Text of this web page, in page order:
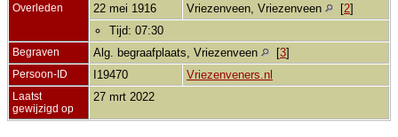
Overleden 22 mei 1916 Vriezenveen, Vriezenveen [2]
Tijd: 07:30
Begraven Alg. begraafplaats, Vriezenveen [3]
Persoon-ID I19470 Vriezenveners.nl
Laatst
gewijzigd op
27 mrt 2022